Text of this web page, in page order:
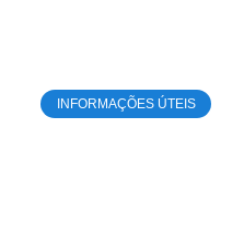
INFORMAÇÕES ÚTEIS